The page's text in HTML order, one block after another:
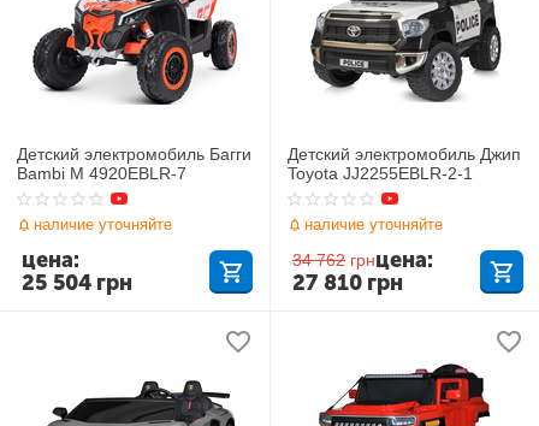
Детский электромобиль Багги
Bambi M 4920EBLR-7
наличие уточняйте
25 504 грн
цена:
Детский электромобиль Джип
Toyota JJ2255EBLR-2-1
наличие уточняйте
34 762 грн
27 810 грн
цена: